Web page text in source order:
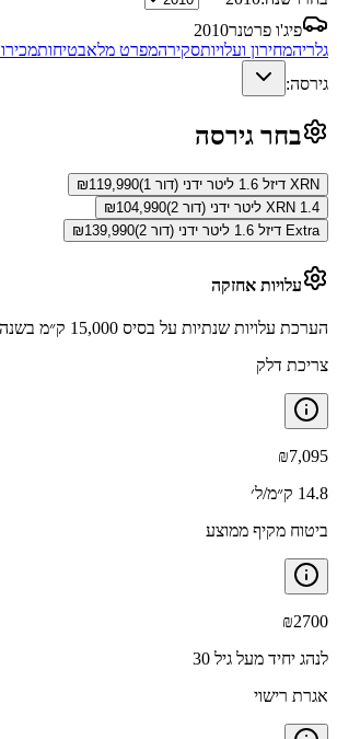
פיג'ו פרטנר2010
גלריהמחירון ועלויותסקירהמפרט מלאבטיחות
גירסה:
בחר גירסה
XRN דיזל 1.6 ליטר ידני (דור 1) ₪119,990
XRN 1.4 ליטר ידני (דור 2)
₪104,990
Extra דיזל 1.6 ליטר ידני (דור 2)
₪139,990
עלויות אחזקה
הערכת עלויות שנתיות על בסיס 15,000 ק״מ בשנה
צריכת דלק
₪7,095
14.8 ק״מ/ל׳
ביטוח מקיף ממוצע
₪2700
לנהג יחיד מעל גיל 30
אגרת רישוי